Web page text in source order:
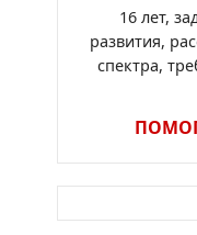
16 лет,
развития,
спектра,